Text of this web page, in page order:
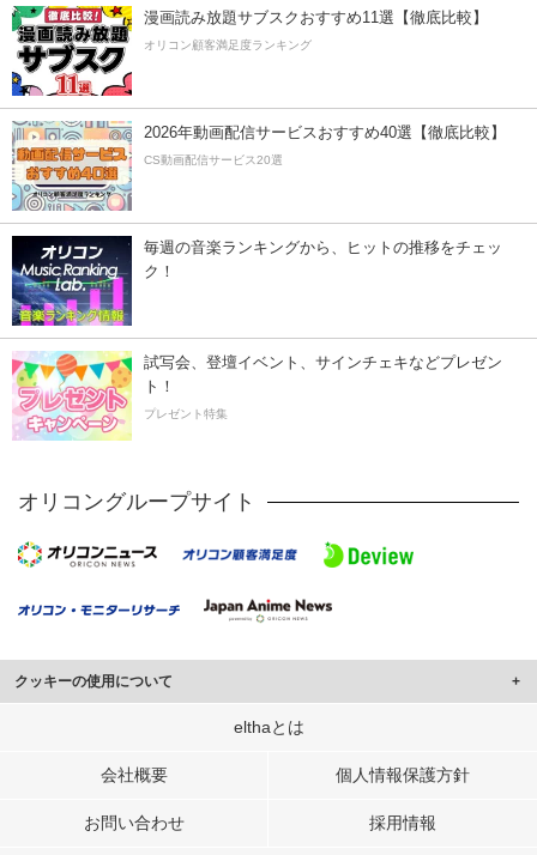
漫画読み放題サブスクおすすめ11選【徹底比較】
オリコン顧客満足度ランキング
2026年動画配信サービスおすすめ40選【徹底比較】
CS動画配信サービス20選
毎週の音楽ランキングから、ヒットの推移をチェッ
ク！
試写会、登壇イベント、サインチェキなどプレゼン
ト！
プレゼント特集
オリコングループサイト
クッキーの使用について
このサイトでは Cookie を使用して、ユーザーに合わせたコンテンツや広告の
行っています。
メディアや広告配信、データ解析の各パートナーに提供しています。
elthaとは
会社概要 個人情報保護方針
お問い合わせ 採用情報